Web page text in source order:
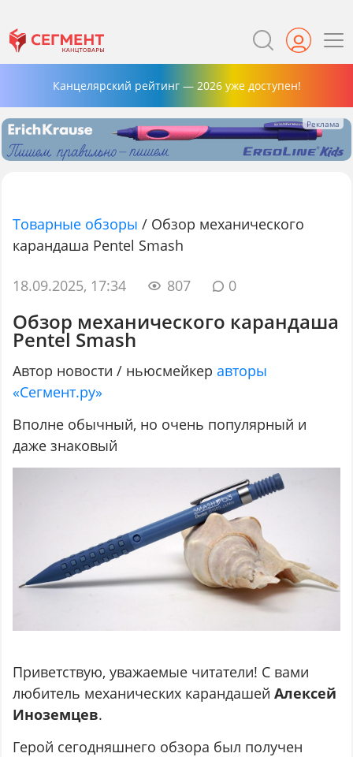
Канцелярский рейтинг — 2026 уже доступен!
Товарные обзоры / Обзор механического
карандаша Pentel Smash
18.09.2025, 17:34 807 0
Обзор механического карандаша
Pentel Smash
Автор новости / ньюсмейкеравторы
«Сегмент.ру»
Вполне обычный, но очень популярный и
даже знаковый
Приветствую, уважаемые читатели! С вами
любитель механических карандашейАлексей
Иноземцев.
Герой сегодняшнего обзора был получен